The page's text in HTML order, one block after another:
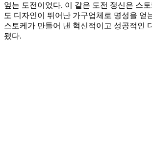
엎는 도전이었다. 이 같은 도전 정신은 스
도 디자인이 뛰어난 가구업체로 명성을 얻
스토케가 만들어 낸 혁신적이고 성공적인
됐다.